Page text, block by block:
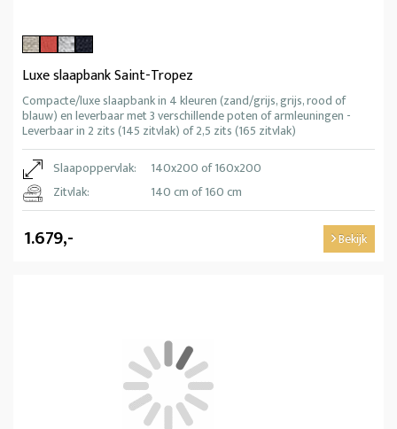
Luxe slaapbank Saint-Tropez
Compacte/luxe slaapbank in 4 kleuren (zand/grijs, grijs, rood of
blauw) en leverbaar met 3 verschillende poten of armleuningen -
Leverbaar in 2 zits (145 zitvlak) of 2,5 zits (165 zitvlak)
Slaapoppervlak:
140x200 of 160x200
Zitvlak:
140 cm of 160 cm
1.679,- Bekijk